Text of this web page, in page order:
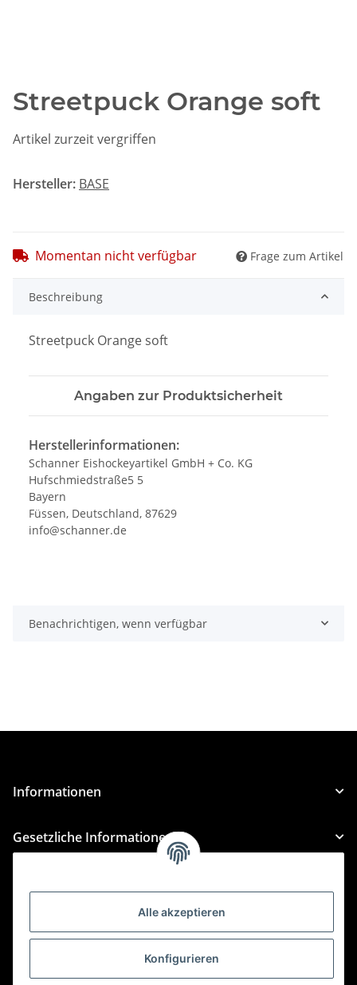
Alle akzeptieren
Konfigurieren
Streetpuck Orange soft
Artikel zurzeit vergriffen
Hersteller: BASE
Momentan nicht verfügbar Frage zum Artikel
Beschreibung
Streetpuck Orange soft
Angaben zur Produktsicherheit
Herstellerinformationen:
Schanner Eishockeyartikel GmbH + Co. KG
Hufschmiedstraße5 5
Bayern
Füssen, Deutschland, 87629
info@schanner.de
Benachrichtigen, wenn verfügbar
Informationen
Gesetzliche Informationen
Für Custom Anfragen und Custom Bestellungen auch
custom@htr-shop.com